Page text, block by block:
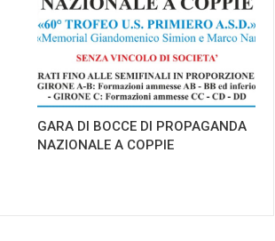
GARA DI BOCCE DI PROPAGANDA
NAZIONALE A COPPIE